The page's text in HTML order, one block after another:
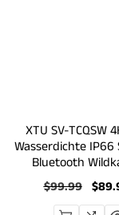
XTU SV-TCQSW
Wasserdichte IP66
Bluetooth
Normaler
Preis
$99.99